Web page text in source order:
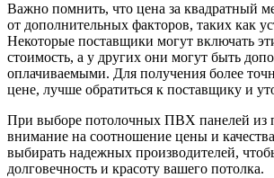
Важно помнить, что цена за квадратный
от дополнительных факторов, таких как
Некоторые поставщики могут включать
стоимость, а у других они могут быть
оплачиваемыми. Для получения более
цене, лучше обратиться к поставщику и
При выборе потолочных ПВХ панелей из
внимание на соотношение цены и
выбирать надежных производителей,
долговечность и красоту вашего потолка.